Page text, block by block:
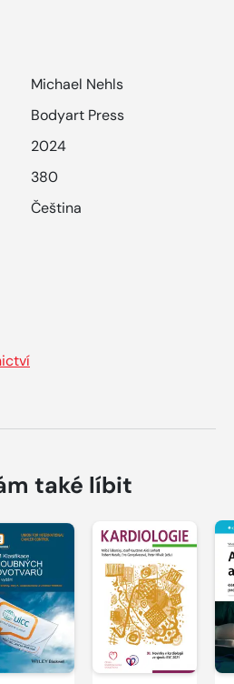
Michael Nehls
Bodyart Press
2024
380
Čeština
také líbit